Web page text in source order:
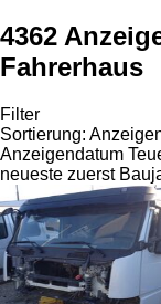
4362
Fahrerhaus
Filter
Sortierung:
Anzeigendatum
neueste zuerst